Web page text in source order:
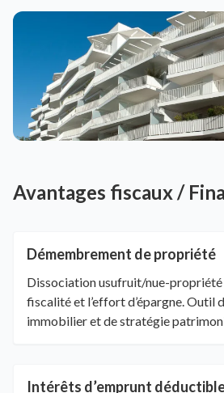
Avantages fiscaux /
Démembrement de propriété
Dissociation usufruit/nue-
fiscalité et l’effort d’épargne. Outil
immobilier et de stratégie
Intérêts d’emprunt